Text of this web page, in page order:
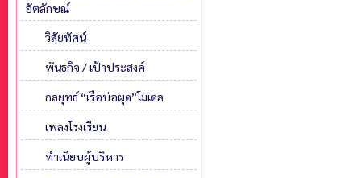
อัตลักษณ์
วิสัยทัศน์
พันธกิจ / เป้าประสงค์
กลยุทธ์ “เรือบ่อผุด”โมเดล
เพลงโรงเรียน
ทำเนียบผู้บริหาร